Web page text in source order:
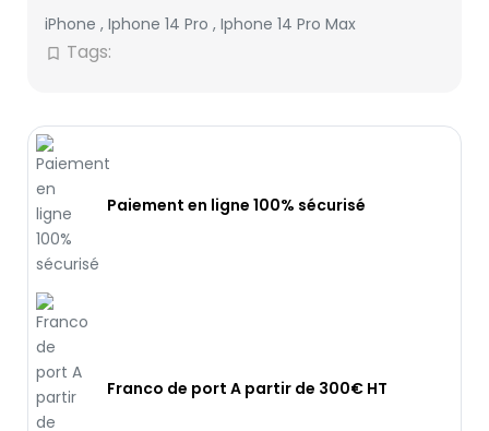
iPhone , Iphone 14 Pro , Iphone 14 Pro Max
bookmark_border Tags:
Paiement en ligne 100% sécurisé
Franco de port A partir de 300€ HT